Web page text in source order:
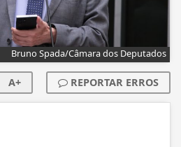
Bruno Spada/Câmara dos Deputados
A+ REPORTAR ERROS